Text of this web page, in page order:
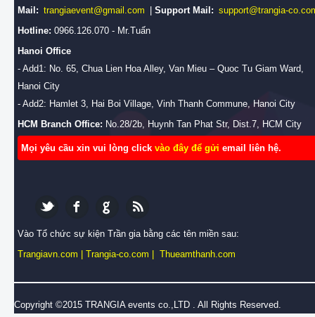
Mail: trangiaevent@gmail.com | Support Mail: support@trangia-
Hotline: 0966.126.070 - Mr.Tuấn
Hanoi Office
- Add1: No. 65, Chua Lien Hoa Alley, Van Mieu – Quoc Tu Giam Ward,
Hanoi City
- Add2: Hamlet 3, Hai Boi Village, Vinh Thanh Commune, Hanoi City
HCM Branch Office: No.28/2b, Huynh Tan Phat Str, Dist.7, HCM City
Mọi yêu cầu xin vui lòng click vào đây để gửi email liên hệ.
Vào Tổ chức sự kiện Trần gia bằng các tên miền sau:
Trangiavn.com | Trangia-co.com | Thueamthanh.com
Copyright ©2015 TRANGIA events co.,LTD . All Rights Reserved.